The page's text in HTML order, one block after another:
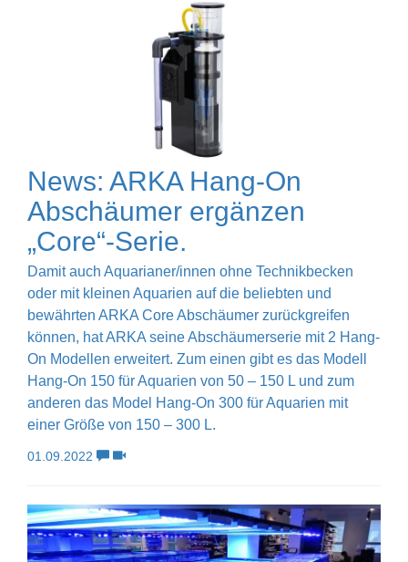
News: ARKA Hang-On
Abschäumer ergänzen
„Core“-Serie.
Damit auch Aquarianer/innen ohne Technikbecken
oder mit kleinen Aquarien auf die beliebten und
bewährten ARKA Core Abschäumer zurückgreifen
können, hat ARKA seine Abschäumerserie mit 2 Hang-
On Modellen erweitert. Zum einen gibt es das Modell
Hang-On 150 für Aquarien von 50 – 150 L und zum
anderen das Model Hang-On 300 für Aquarien mit
einer Größe von 150 – 300 L.
01.09.2022